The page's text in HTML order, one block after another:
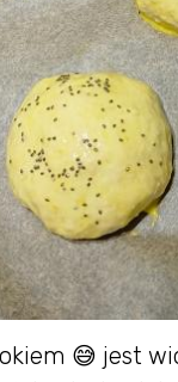
😅 jest